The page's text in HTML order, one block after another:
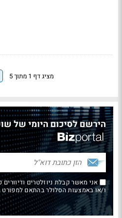
מציג דף 1 מתוך 5
הירשם לסיכום היומי של
אני מאשר קבלת ניוזלטרים
ו/או באמצעות הסלולר בהתאם למפורט בסעיף 10